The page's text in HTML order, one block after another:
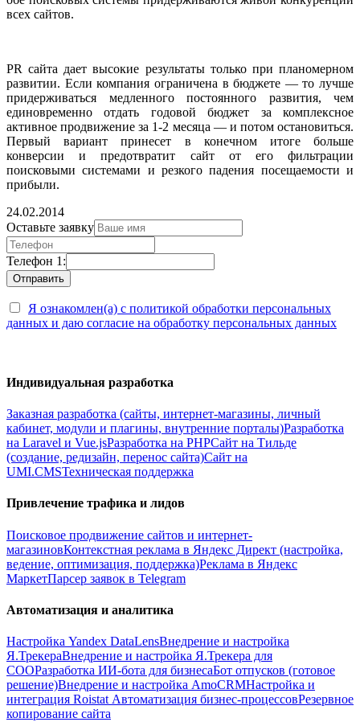
всех сайтов.
PR сайта дает высокие результаты только при планомерном
развитии. Если компания ограничена в бюджете — то лучше
придерживаться медленного постоянного развития, чем
единовременно отдать годовой бюджет за комплексное
активное продвижение за 1-2 месяца — и потом остановиться.
Первый вариант принесет в конечном итоге больше
конверсии и предотвратит сайт от его фильтрации
поисковыми системами и резкого падения посещаемости и
прибыли.
24.02.2014
Оставьте заявку
Телефон 1:
Я ознакомлен(а) с политикой обработки персональных
данных и даю согласие на обработку персональных данных
Индивидуальная разработка
Заказная разработка (сайты, интернет-магазины, личный
кабинет, модули и плагины, внутренние порталы)Разработка
на Laravel и Vue.jsРазработка на PHPСайт на Тильде
(создание, редизайн, перенос сайта)Сайт на
UMI.CMSТехническая поддержка
Привлечение трафика и лидов
Поисковое продвижение сайтов и интернет-
магазиновКонтекстная реклама в Яндекс Директ (настройка,
ведение, оптимизация, поддержка)Реклама в Яндекс
МаркетПарсер заявок в Telegram
Автоматизация и аналитика
Настройка Yandex DataLensВнедрение и настройка
Я.ТрекераВнедрение и настройка Я.Трекера для
СООРазработка ИИ-бота для бизнесаБот отпусков (готовое
решение)Внедрение и настройка AmoCRMНастройка и
интеграция Roistat Автоматизация бизнес-процессовРезервное
копирование сайта